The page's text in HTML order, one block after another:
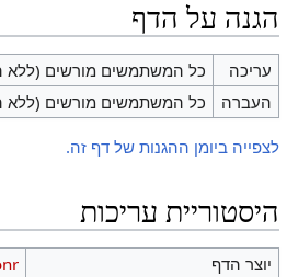
הגנה על הדף
עריכה
כל המשתמשים מורשים (ללא
העברה
כל המשתמשים מורשים (ללא
לצפייה ביומן ההגנות של דף זה.
היסטוריית עריכות
יוצר הדף